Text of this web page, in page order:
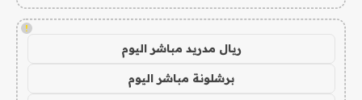
!
ريال مدريد مباشر اليوم
برشلونة مباشر اليوم